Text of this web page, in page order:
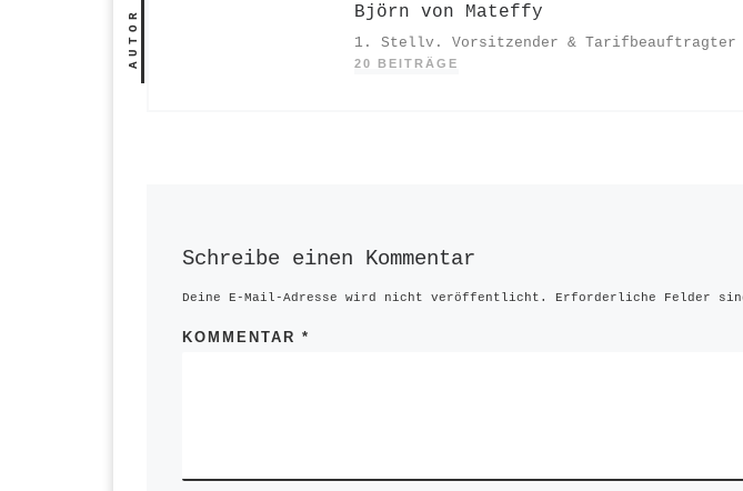
AUTOR Björn von Mateffy
1. Stellv. Vorsitzender & Tarifbeauftragter |
20 BEITRÄGE
Schreibe einen Kommentar
Deine E-Mail-Adresse wird nicht veröffentlicht. Erforderliche Felder
KOMMENTAR*